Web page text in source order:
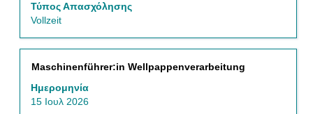
να
στη
Τύπος Απασχόλησης
Vollzeit
Τίτλος
Maschinenführer:in Wellpappenverarbeitung
Ημερομηνία
15 Ιουλ 2026
Επιλέξτε
του
πλήκτρου